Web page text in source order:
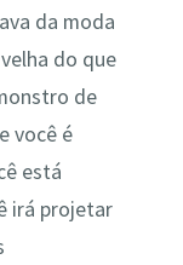
da moda
do que
de
você é
está
irá projetar